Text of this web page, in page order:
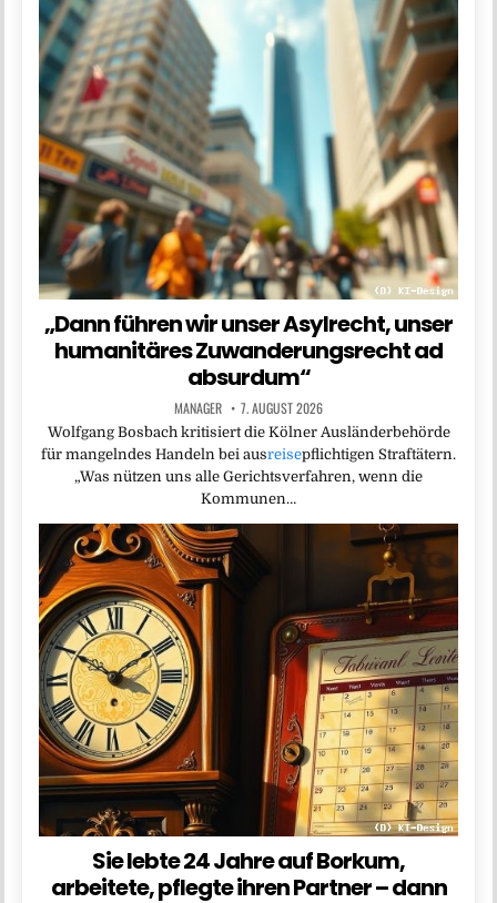
„Dann führen wir unser Asylrecht, unser
humanitäres Zuwanderungsrecht ad
absurdum“
MANAGER 7. AUGUST 2026
Wolfgang Bosbach kritisiert die Kölner Ausländerbehörde
für mangelndes Handeln bei ausreisepflichtigen Straftätern.
„Was nützen uns alle Gerichtsverfahren, wenn die
Kommunen…
Sie lebte 24 Jahre auf Borkum,
arbeitete, pflegte ihren Partner – dann